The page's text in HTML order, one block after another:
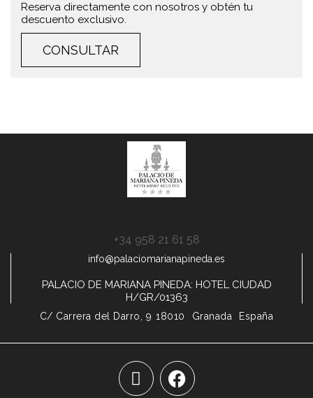
Reserva directamente con nosotros y obtén tu
descuento exclusivo.
CONSULTAR
+34 958 21 61 58
info@palaciomarianapineda.es
PALACIO DE MARIANA PINEDA: HOTEL CIUDAD
H/GR/01363
C/ Carrera del Darro, 9 18010 Granada España